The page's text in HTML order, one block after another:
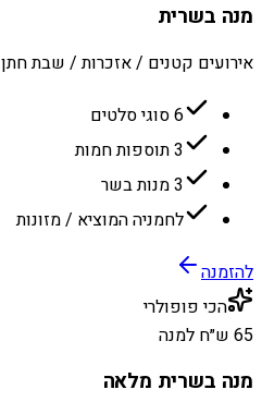
מנה בשרית
אירועים קטנים / אזכרות / שבת חתן
6 סוגי סלטים
3 תוספות חמות
3 מנות בשר
לחמניה המוציא / מזונות
להזמנה
הכי פופולרי
65 ש״ח למנה
מנה בשרית מלאה